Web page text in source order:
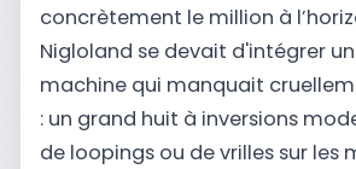
concrètement le million à
Nigloland se devait d'intégrer
machine qui manquait
: un grand huit à inversions
de loopings ou de vrilles sur les